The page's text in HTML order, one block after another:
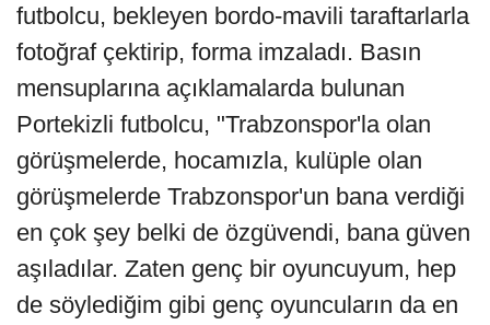
futbolcu, bekleyen bordo-mavili taraftarlarla
fotoğraf çektirip, forma imzaladı. Basın
mensuplarına açıklamalarda bulunan
Portekizli futbolcu, "Trabzonspor'la olan
görüşmelerde, hocamızla, kulüple olan
görüşmelerde Trabzonspor'un bana verdiği
en çok şey belki de özgüvendi, bana güven
aşıladılar. Zaten genç bir oyuncuyum, hep
de söylediğim gibi genç oyuncuların da en